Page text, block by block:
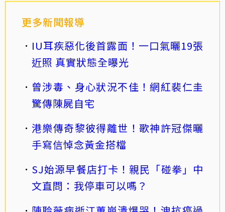
更多新聞報導
IU耳疾惡化後首露面！一口氣曬19張
近照 真實狀態全曝光
曾涉毒、身心狀況不佳！網紅裴仁圭
驚傳陳屍自宅
港樂傳奇黎彼得離世！歌神許冠傑曬
手寫信悼念黃金搭檔
SJ始源早餐店打卡！親民「碰拳」中
文直問：我停車可以嗎？